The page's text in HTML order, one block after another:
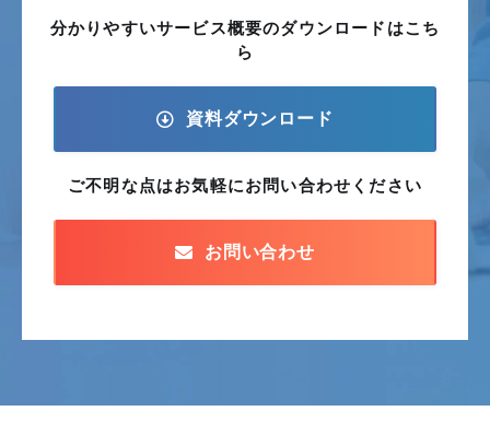
分かりやすいサービス概要のダウンロードはこち
ら
資料ダウンロード
ご不明な点はお気軽にお問い合わせください
お問い合わせ